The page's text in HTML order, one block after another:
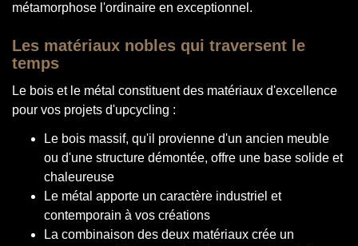
métamorphose l'ordinaire en exceptionnel.
Les matériaux nobles qui traversent le
temps
Le bois et le métal constituent des matériaux d'excellence
pour vos projets d'upcycling :
Le bois massif, qu'il provienne d'un ancien meuble
ou d'une structure démontée, offre une base solide et
chaleureuse
Le métal apporte un caractère industriel et
contemporain à vos créations
La combinaison des deux matériaux crée un